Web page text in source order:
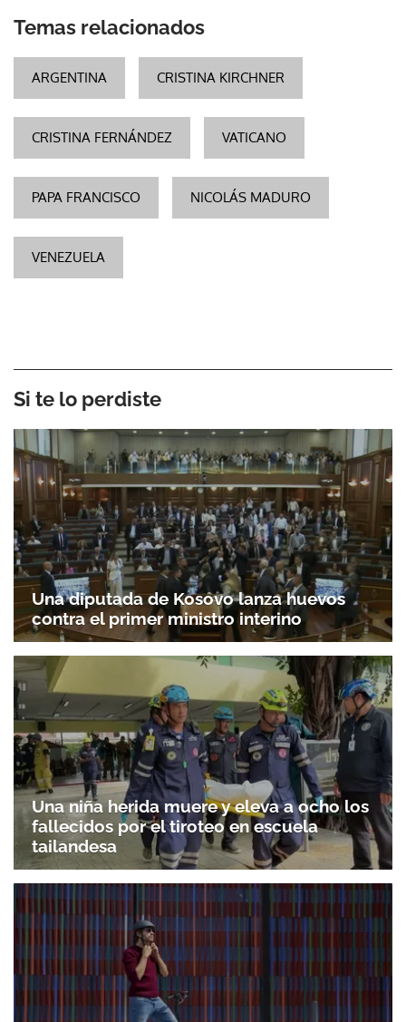
Temas relacionados
ARGENTINA CRISTINA KIRCHNER
CRISTINA FERNÁNDEZ VATICANO
PAPA FRANCISCO NICOLÁS MADURO
VENEZUELA
Si te lo perdiste
Una diputada de Kosovo lanza huevos
contra el primer ministro interino
Una niña herida muere y eleva a ocho los
fallecidos por el tiroteo en escuela
tailandesa